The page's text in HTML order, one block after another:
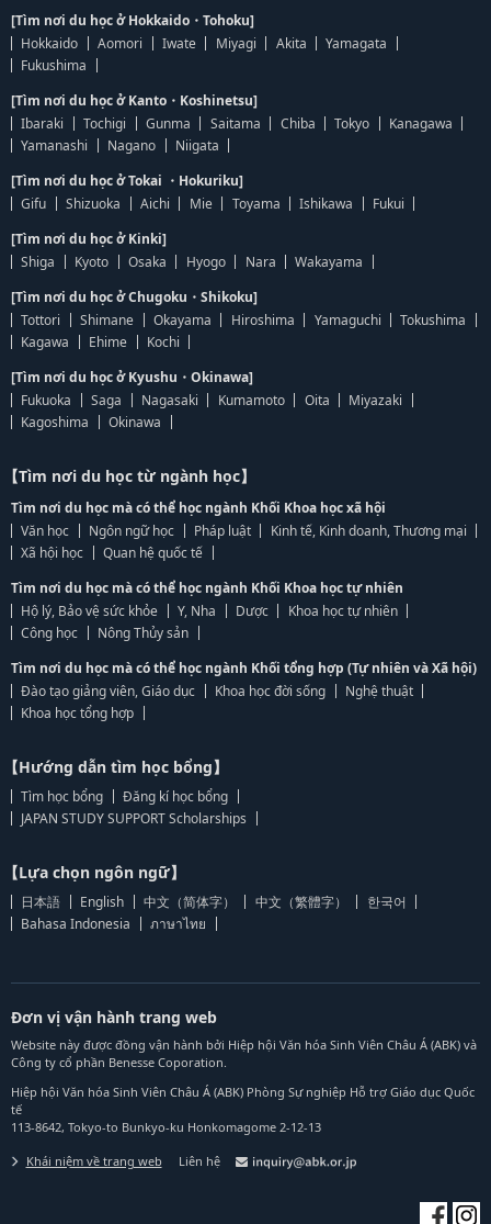
[Tìm nơi du học ở Hokkaido・Tohoku]
Hokkaido
Aomori Iwate Miyagi Akita
Yamagata
Fukushima
[Tìm nơi du học ở Kanto・Koshinetsu]
Ibaraki
Tochigi Gunma Saitama Chiba Tokyo
Kanagawa
Yamanashi
Nagano
Niigata
[Tìm nơi du học ở Tokai ・Hokuriku]
Gifu
Shizuoka Aichi Mie Toyama Ishikawa
Fukui
[Tìm nơi du học ở Kinki]
Shiga
Kyoto Osaka Hyogo Nara
Wakayama
[Tìm nơi du học ở Chugoku・Shikoku]
Tottori
Shimane Okayama Hiroshima Yamaguchi
Tokushima
Kagawa
Ehime
Kochi
[Tìm nơi du học ở Kyushu・Okinawa]
Fukuoka
Saga Nagasaki Kumamoto Oita
Miyazaki
Kagoshima
Okinawa
【Tìm nơi du học từ ngành học】
Tìm nơi du học mà có thể học ngành Khối Khoa học xã hội
Văn học
Ngôn ngữ học Pháp luật
Kinh tế, Kinh doanh, Thương mại
Xã hội học
Quan hệ quốc tế
Tìm nơi du học mà có thể học ngành Khối Khoa học tự nhiên
Hộ lý, Bảo vệ sức khỏe
Y, Nha Dược
Khoa học tự nhiên
Công học
Nông Thủy sản
Tìm nơi du học mà có thể học ngành Khối tổng hợp (Tự nhiên và Xã hội)
Đào tạo giảng viên, Giáo dục
Khoa học đời sống
Nghệ thuật
Khoa học tổng hợp
【Hướng dẫn tìm học bổng】
Tìm học bổng
Đăng kí học bổng
JAPAN STUDY SUPPORT Scholarships
【Lựa chọn ngôn ngữ】
日本語 English 中文（简体字） 中文（繁體字）
한국어
Bahasa Indonesia
ภาษาไทย
Đơn vị vận hành trang web
Website này được đồng vận hành bởi Hiệp hội Văn hóa Sinh Viên Châu Á (ABK) và
Công ty cổ phần Benesse Coporation.
Hiệp hội Văn hóa Sinh Viên Châu Á (ABK) Phòng Sự nghiệp Hỗ trợ Giáo dục Quốc
tế
113-8642, Tokyo-to Bunkyo-ku Honkomagome 2-12-13
Khái niệm về trang web Liên hệ